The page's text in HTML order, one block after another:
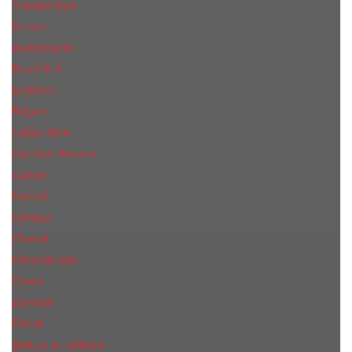
Armand Basi
Azzaro
Baldessarini
Bond № 9
Burberry
Bvlgari
Calvin Klein
Carolina Herrera
Cartier
Cerruti
Сliniquе
Chanel
Christian Dior
Creed
Davidoff
Diesel
Дольче & Габбана